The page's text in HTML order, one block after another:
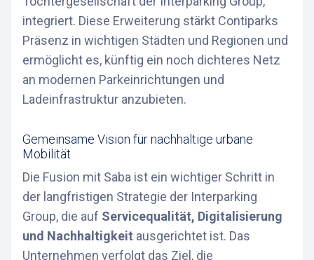
integriert. Diese Erweiterung stärkt Contiparks
Präsenz in wichtigen Städten und Regionen und
ermöglicht es, künftig ein noch dichteres Netz
an modernen Parkeinrichtungen und
Ladeinfrastruktur anzubieten.
Gemeinsame Vision für nachhaltige urbane
Mobilität
Die Fusion mit Saba ist ein wichtiger Schritt in
der langfristigen Strategie der Interparking
Group, die auf Servicequalität, Digitalisierung
und Nachhaltigkeit ausgerichtet ist. Das
Unternehmen verfolgt das Ziel, die